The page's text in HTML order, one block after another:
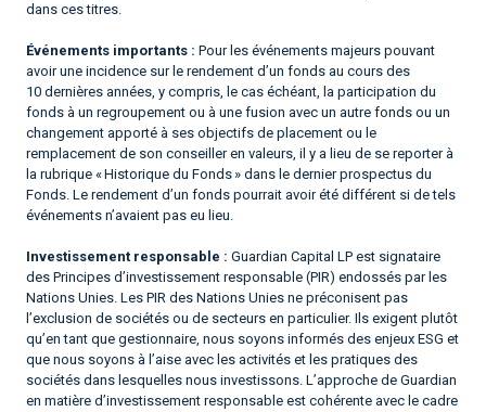
dans ces titres.
Événements importants : Pour les événements majeurs pouvant
avoir une incidence sur le rendement d’un fonds au cours des
10 dernières années, y compris, le cas échéant, la participation du
fonds à un regroupement ou à une fusion avec un autre fonds ou un
changement apporté à ses objectifs de placement ou le
remplacement de son conseiller en valeurs, il y a lieu de se reporter à
la rubrique « Historique du Fonds » dans le dernier prospectus du
Fonds. Le rendement d’un fonds pourrait avoir été différent si de tels
événements n’avaient pas eu lieu.
Investissement responsable : Guardian Capital LP est signataire
des Principes d’investissement responsable (PIR) endossés par les
Nations Unies. Les PIR des Nations Unies ne préconisent pas
l’exclusion de sociétés ou de secteurs en particulier. Ils exigent plutôt
qu’en tant que gestionnaire, nous soyons informés des enjeux ESG et
que nous soyons à l’aise avec les activités et les pratiques des
sociétés dans lesquelles nous investissons. L’approche de Guardian
en matière d’investissement responsable est cohérente avec le cadre